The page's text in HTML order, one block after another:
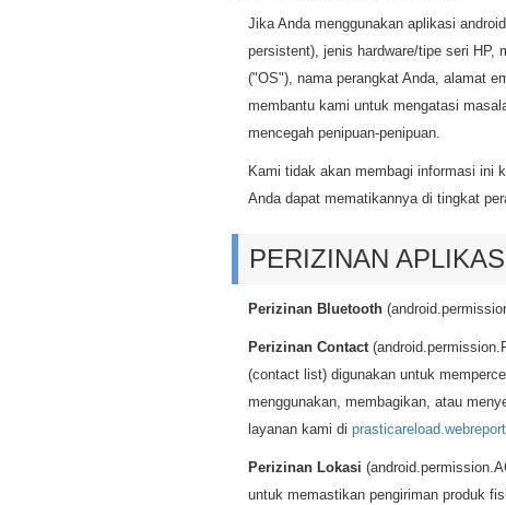
Jika Anda menggunakan aplikasi
persistent), jenis hardware/tipe seri
("OS"), nama perangkat Anda, alamat
membantu kami untuk mengatasi
mencegah penipuan-penipuan.
Kami tidak akan membagi informasi ini
Anda dapat mematikannya di tingkat
PERIZINAN
Perizinan Bluetooth
Perizinan Contact
(contact list) digunakan untuk
menggunakan, membagikan, atau
layanan kami di
Perizinan Lokasi
untuk memastikan pengiriman produk